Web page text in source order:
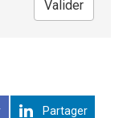
Valider
Partager